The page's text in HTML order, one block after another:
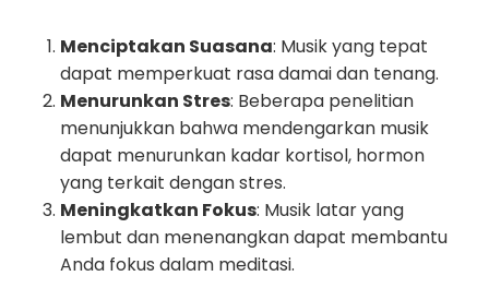
Menciptakan Suasana: Musik yang tepat
dapat memperkuat rasa damai dan tenang.
Menurunkan Stres: Beberapa penelitian
menunjukkan bahwa mendengarkan musik
dapat menurunkan kadar kortisol, hormon
yang terkait dengan stres.
Meningkatkan Fokus: Musik latar yang
lembut dan menenangkan dapat membantu
Anda fokus dalam meditasi.